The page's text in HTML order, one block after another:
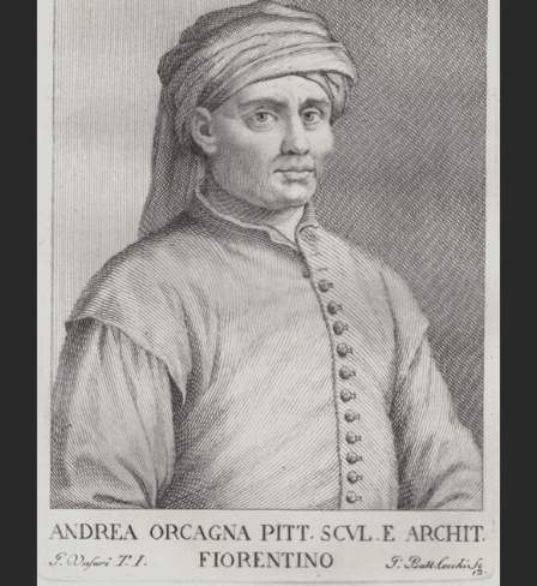
AGGIUNGI AL CARRELLO / DETTAGLI